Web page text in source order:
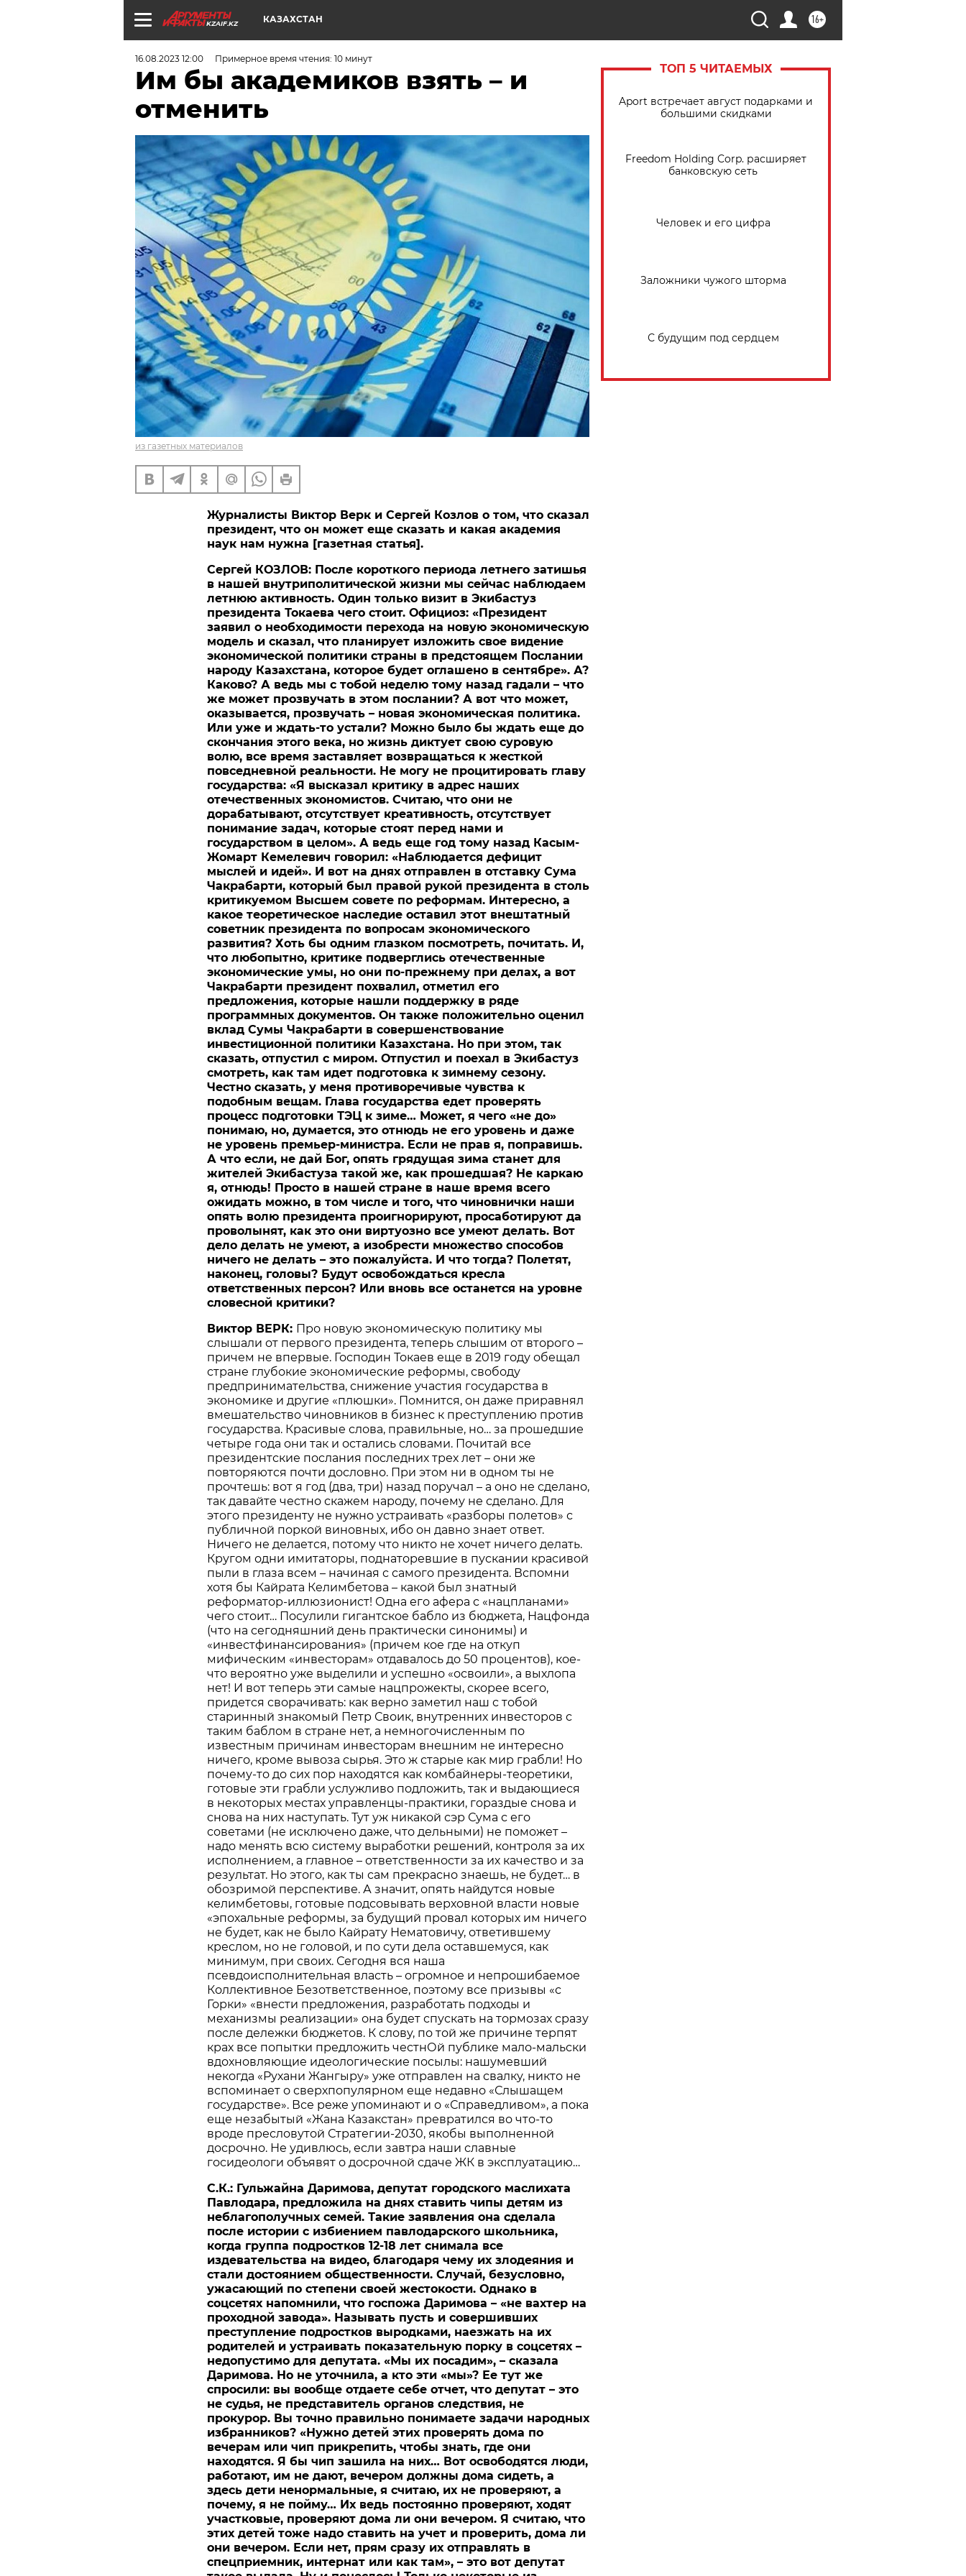
KZAIF.KZ 16+
КАЗАХСТАН
16.08.2023 12:00 Примерное время чтения: 10 минут
Им бы академиков взять – и
отменить
из газетных материалов
Журналисты Виктор Верк и Сергей Козлов о том, что сказал
президент, что он может еще сказать и какая академия
наук нам нужна [газетная статья].
Сергей КОЗЛОВ: После короткого периода летнего затишья
в нашей внутриполитической жизни мы сейчас наблюдаем
летнюю активность. Один только визит в Экибастуз
президента Токаева чего стоит. Официоз: «Президент
заявил о необходимости перехода на новую экономическую
модель и сказал, что планирует изложить свое видение
экономической политики страны в предстоящем Послании
народу Казахстана, которое будет оглашено в сентябре». А?
Каково? А ведь мы с тобой неделю тому назад гадали – что
же может прозвучать в этом послании? А вот что может,
оказывается, прозвучать – новая экономическая политика.
Или уже и ждать-то устали? Можно было бы ждать еще до
скончания этого века, но жизнь диктует свою суровую
волю, все время заставляет возвращаться к жесткой
повседневной реальности. Не могу не процитировать главу
государства: «Я высказал критику в адрес наших
отечественных экономистов. Считаю, что они не
дорабатывают, отсутствует креативность, отсутствует
понимание задач, которые стоят перед нами и
государством в целом». А ведь еще год тому назад Касым-
Жомарт Кемелевич говорил: «Наблюдается дефицит
мыслей и идей». И вот на днях отправлен в отставку Сума
Чакрабарти, который был правой рукой президента в столь
критикуемом Высшем совете по реформам. Интересно, а
какое теоретическое наследие оставил этот внештатный
советник президента по вопросам экономического
развития? Хоть бы одним глазком посмотреть, почитать. И,
что любопытно, критике подверглись отечественные
экономические умы, но они по-прежнему при делах, а вот
Чакрабарти президент похвалил, отметил его
предложения, которые нашли поддержку в ряде
программных документов. Он также положительно оценил
вклад Сумы Чакрабарти в совершенствование
инвестиционной политики Казахстана. Но при этом, так
сказать, отпустил с миром. Отпустил и поехал в Экибастуз
смотреть, как там идет подготовка к зимнему сезону.
Честно сказать, у меня противоречивые чувства к
подобным вещам. Глава государства едет проверять
процесс подготовки ТЭЦ к зиме… Может, я чего «не до»
понимаю, но, думается, это отнюдь не его уровень и даже
не уровень премьер-министра. Если не прав я, поправишь.
А что если, не дай Бог, опять грядущая зима станет для
жителей Экибастуза такой же, как прошедшая? Не каркаю
я, отнюдь! Просто в нашей стране в наше время всего
ожидать можно, в том числе и того, что чиновнички наши
опять волю президента проигнорируют, просаботируют да
проволынят, как это они виртуозно все умеют делать. Вот
дело делать не умеют, а изобрести множество способов
ничего не делать – это пожалуйста. И что тогда? Полетят,
наконец, головы? Будут освобождаться кресла
ответственных персон? Или вновь все останется на уровне
словесной критики?
Виктор ВЕРК: Про новую экономическую политику мы
слышали от первого президента, теперь слышим от второго –
причем не впервые. Господин Токаев еще в 2019 году обещал
стране глубокие экономические реформы, свободу
предпринимательства, снижение участия государства в
экономике и другие «плюшки». Помнится, он даже приравнял
вмешательство чиновников в бизнес к преступлению против
государства. Красивые слова, правильные, но… за прошедшие
четыре года они так и остались словами. Почитай все
президентские послания последних трех лет – они же
повторяются почти дословно. При этом ни в одном ты не
прочтешь: вот я год (два, три) назад поручал – а оно не сделано,
так давайте честно скажем народу, почему не сделано. Для
этого президенту не нужно устраивать «разборы полетов» с
публичной поркой виновных, ибо он давно знает ответ.
Ничего не делается, потому что никто не хочет ничего делать.
Кругом одни имитаторы, поднаторевшие в пускании красивой
пыли в глаза всем – начиная с самого президента. Вспомни
хотя бы Кайрата Келимбетова – какой был знатный
реформатор-иллюзионист! Одна его афера с «нацпланами»
чего стоит… Посулили гигантское бабло из бюджета, Нацфонда
(что на сегодняшний день практически синонимы) и
«инвестфинансирования» (причем кое где на откуп
мифическим «инвесторам» отдавалось до 50 процентов), кое-
что вероятно уже выделили и успешно «освоили», а выхлопа
нет! И вот теперь эти самые нацпрожекты, скорее всего,
придется сворачивать: как верно заметил наш с тобой
старинный знакомый Петр Своик, внутренних инвесторов с
таким баблом в стране нет, а немногочисленным по
известным причинам инвесторам внешним не интересно
ничего, кроме вывоза сырья. Это ж старые как мир грабли! Но
почему-то до сих пор находятся как комбайнеры-теоретики,
готовые эти грабли услужливо подложить, так и выдающиеся
в некоторых местах управленцы-практики, гораздые снова и
снова на них наступать. Тут уж никакой сэр Сума с его
советами (не исключено даже, что дельными) не поможет –
надо менять всю систему выработки решений, контроля за их
исполнением, а главное – ответственности за их качество и за
результат. Но этого, как ты сам прекрасно знаешь, не будет… в
обозримой перспективе. А значит, опять найдутся новые
келимбетовы, готовые подсовывать верховной власти новые
«эпохальные реформы, за будущий провал которых им ничего
не будет, как не было Кайрату Нематовичу, ответившему
креслом, но не головой, и по сути дела оставшемуся, как
минимум, при своих. Сегодня вся наша
псевдоисполнительная власть – огромное и непрошибаемое
Коллективное Безответственное, поэтому все призывы «с
Горки» «внести предложения, разработать подходы и
механизмы реализации» она будет спускать на тормозах сразу
после дележки бюджетов. К слову, по той же причине терпят
крах все попытки предложить честнОй публике мало-мальски
вдохновляющие идеологические посылы: нашумевший
некогда «Рухани Жангыру» уже отправлен на свалку, никто не
вспоминает о сверхпопулярном еще недавно «Слышащем
государстве». Все реже упоминают и о «Справедливом», а пока
еще незабытый «Жана Казакстан» превратился во что-то
вроде пресловутой Стратегии-2030, якобы выполненной
досрочно. Не удивлюсь, если завтра наши славные
госидеологи объявят о досрочной сдаче ЖК в эксплуатацию…
С.К.: Гульжайна Даримова, депутат городского маслихата
Павлодара, предложила на днях ставить чипы детям из
неблагополучных семей. Такие заявления она сделала
после истории с избиением павлодарского школьника,
когда группа подростков 12-18 лет снимала все
издевательства на видео, благодаря чему их злодеяния и
стали достоянием общественности. Случай, безусловно,
ужасающий по степени своей жестокости. Однако в
соцсетях напомнили, что госпожа Даримова – «не вахтер на
проходной завода». Называть пусть и совершивших
преступление подростков выродками, наезжать на их
родителей и устраивать показательную порку в соцсетях –
недопустимо для депутата. «Мы их посадим», – сказала
Даримова. Но не уточнила, а кто эти «мы»? Ее тут же
спросили: вы вообще отдаете себе отчет, что депутат – это
не судья, не представитель органов следствия, не
прокурор. Вы точно правильно понимаете задачи народных
избранников? «Нужно детей этих проверять дома по
вечерам или чип прикрепить, чтобы знать, где они
находятся. Я бы чип зашила на них… Вот освободятся люди,
работают, им не дают, вечером должны дома сидеть, а
здесь дети ненормальные, я считаю, их не проверяют, а
почему, я не пойму… Их ведь постоянно проверяют, ходят
участковые, проверяют дома ли они вечером. Я считаю, что
этих детей тоже надо ставить на учет и проверить, дома ли
они вечером. Если нет, прям сразу их отправлять в
спецприемник, интернат или как там», – это вот депутат
ТОП 5 ЧИТАЕМЫХ
Aport встречает август подарками и
большими скидками
Freedom Holding Corp. расширяет
банковскую сеть
Человек и его цифра
Заложники чужого шторма
С будущим под сердцем